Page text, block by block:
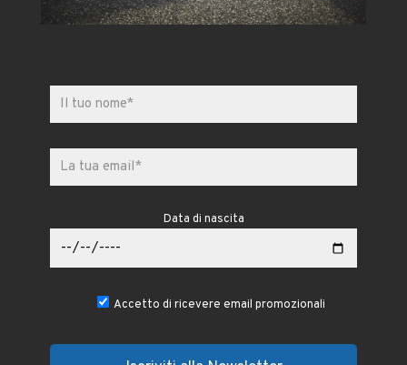
Data di nascita
Accetto di ricevere email promozionali